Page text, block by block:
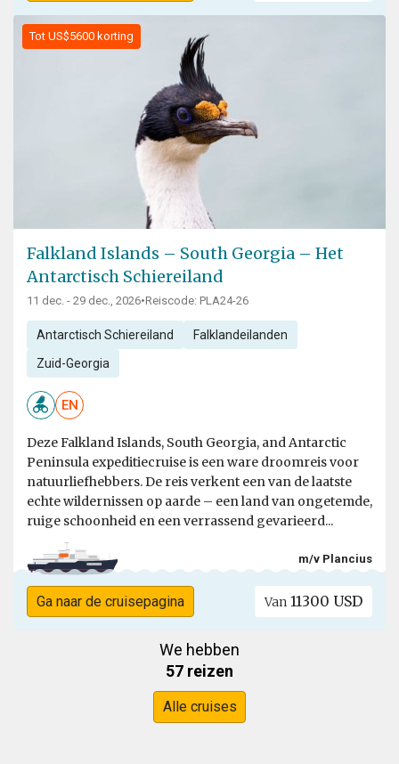
Tot US$5600 korting
Falkland Islands – South Georgia – Het
Antarctisch Schiereiland
11 dec. - 29 dec., 2026•Reiscode: PLA24-26
Antarctisch Schiereiland Falklandeilanden
Zuid-Georgia
EN
Deze Falkland Islands, South Georgia, and Antarctic
Peninsula expeditiecruise is een ware droomreis voor
natuurliefhebbers. De reis verkent een van de laatste
echte wildernissen op aarde – een land van ongetemde,
ruige schoonheid en een verrassend gevarieerd...
m/v Plancius
Ga naar de cruisepagina Van 11300 USD
We hebben
57 reizen
Alle cruises